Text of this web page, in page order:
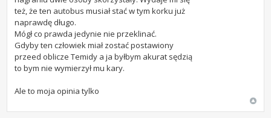
też, że ten autobus musiał stać w tym korku już
naprawdę długo.
Mógł co prawda jedynie nie przeklinać.
Gdyby ten człowiek miał zostać postawiony
przeed oblicze Temidy a ja byłbym akurat sędzią
to bym nie wymierzył mu kary.
Ale to moja opinia tylko